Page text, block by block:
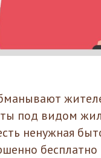
под видом
ненужная
бесплатно